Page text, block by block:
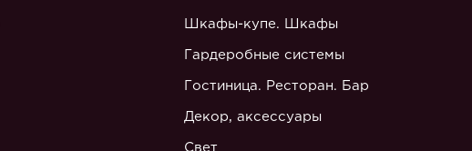
Шкафы-купе. Шкафы
Гардеробные системы
Гостиница. Ресторан. Бар
Декор, аксессуары
Свет